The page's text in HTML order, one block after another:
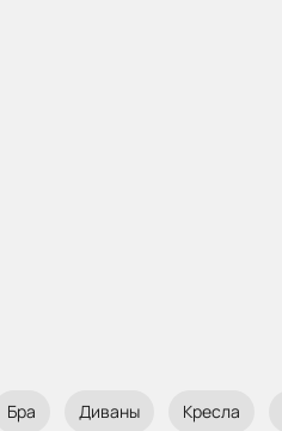
Бра Диваны Кресла